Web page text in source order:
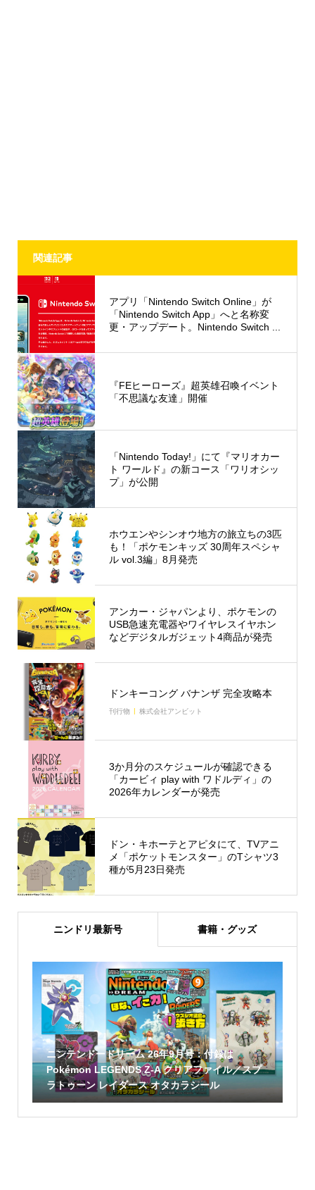
関連記事
アプリ「Nintendo Switch Online」が
「Nintendo Switch App」へと名称変
更・アップデート。Nintendo Switch ...
『FEヒーローズ』超英雄召喚イベント
「不思議な友達」開催
「Nintendo Today!」にて『マリオカー
ト ワールド』の新コース「ワリオシッ
プ」が公開
ホウエンやシンオウ地方の旅立ちの3匹
も！「ポケモンキッズ 30周年スペシャ
ル vol.3編」8月発売
アンカー・ジャパンより、ポケモンの
USB急速充電器やワイヤレスイヤホン
などデジタルガジェット4商品が発売
ドンキーコング バナンザ 完全攻略本
刊行物 株式会社アンビット
3か月分のスケジュールが確認できる
「カービィ play with ワドルディ」の
2026年カレンダーが発売
ドン・キホーテとアピタにて、TVアニ
メ「ポケットモンスター」のTシャツ3
種が5月23日発売
ニンドリ最新号 書籍・グッズ
ニンテンドードリーム 26年9月号：付録は
Pokémon LEGENDS Z-A クリアファイル／スプ
ラトゥーン レイダース オタカラシール